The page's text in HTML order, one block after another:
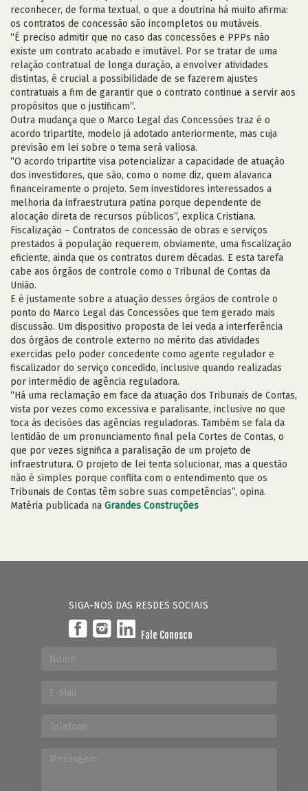
reconhecer, de forma textual, o que a doutrina há muito afirma:
os contratos de concessão são incompletos ou mutáveis.
“É preciso admitir que no caso das concessões e PPPs não
existe um contrato acabado e imutável. Por se tratar de uma
relação contratual de longa duração, a envolver atividades
distintas, é crucial a possibilidade de se fazerem ajustes
contratuais a fim de garantir que o contrato continue a servir aos
propósitos que o justificam”.
Outra mudança que o Marco Legal das Concessões traz é o
acordo tripartite, modelo já adotado anteriormente, mas cuja
previsão em lei sobre o tema será valiosa.
“O acordo tripartite visa potencializar a capacidade de atuação
dos investidores, que são, como o nome diz, quem alavanca
financeiramente o projeto. Sem investidores interessados a
melhoria da infraestrutura patina porque dependente de
alocação direta de recursos públicos”, explica Cristiana.
Fiscalização – Contratos de concessão de obras e serviços
prestados à população requerem, obviamente, uma fiscalização
eficiente, ainda que os contratos durem décadas. E esta tarefa
cabe aos órgãos de controle como o Tribunal de Contas da
União.
E é justamente sobre a atuação desses órgãos de controle o
ponto do Marco Legal das Concessões que tem gerado mais
discussão. Um dispositivo proposta de lei veda a interferência
dos órgãos de controle externo no mérito das atividades
exercidas pelo poder concedente como agente regulador e
fiscalizador do serviço concedido, inclusive quando realizadas
por intermédio de agência reguladora.
“Há uma reclamação em face da atuação dos Tribunais de Contas,
vista por vezes como excessiva e paralisante, inclusive no que
toca às decisões das agências reguladoras. Também se fala da
lentidão de um pronunciamento final pela Cortes de Contas, o
que por vezes significa a paralisação de um projeto de
infraestrutura. O projeto de lei tenta solucionar, mas a questão
não é simples porque conflita com o entendimento que os
Tribunais de Contas têm sobre suas competências”, opina.
Matéria publicada na Grandes Construções
SIGA-NOS DAS RESDES SOCIAIS
Fale Conosco